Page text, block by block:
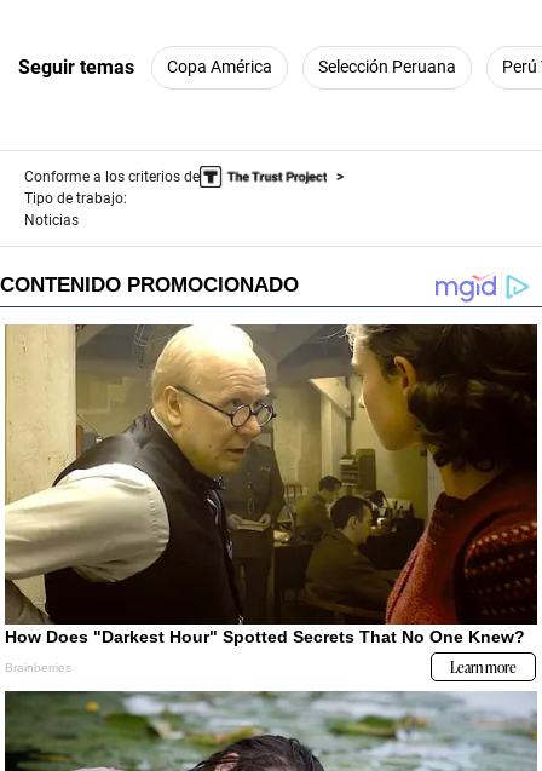
Seguir temas Copa América Selección Peruana Perú
Conforme a los criterios de
Tipo de trabajo:
Noticias